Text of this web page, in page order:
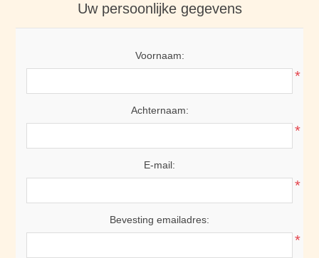
Uw persoonlijke gegevens
Voornaam:
*
Achternaam:
*
E-mail:
*
Bevesting emailadres:
*